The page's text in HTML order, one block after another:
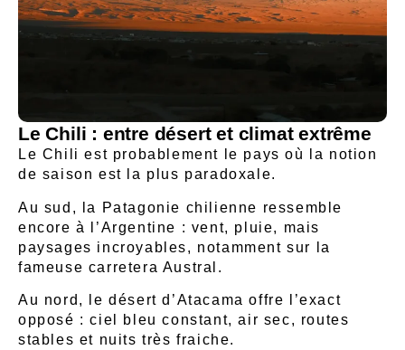
Le Chili : entre désert et climat extrême
Le Chili est probablement le pays où la notion
de saison est la plus paradoxale.
Au sud, la Patagonie chilienne ressemble
encore à l’Argentine : vent, pluie, mais
paysages incroyables, notamment sur la
fameuse carretera Austral.
Au nord, le désert d’Atacama offre l’exact
opposé : ciel bleu constant, air sec, routes
stables et nuits très fraiche.